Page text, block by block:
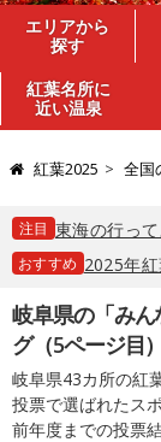
エリアから
探す
紅葉名所に
近い温泉
紅葉2025 全国
注目 東海の行っ
おすすめ 2025年
岐阜県の「み
グ（5ページ目）
岐阜県43カ所の紅
投票で選ばれたス
前年度までの投票